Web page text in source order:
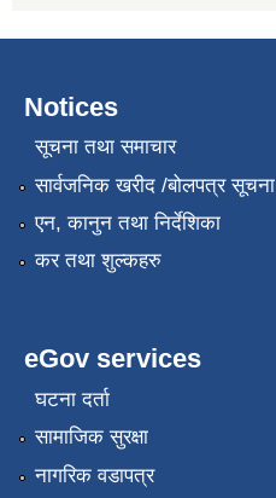
Notices
सूचना तथा समाचार
सार्वजनिक खरीद /बोलपत्र सूचना
एन, कानुन तथा निर्देशिका
कर तथा शुल्कहरु
eGov services
घटना दर्ता
सामाजिक सुरक्षा
नागरिक वडापत्र